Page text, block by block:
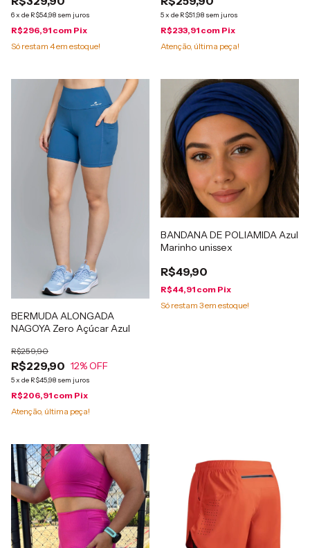
6x de R$54,98 sem juros
R$296,91 com Pix
Só restam 4em estoque!
5x de R$51,98 sem juros
R$233,91 com Pix
Atenção, última peça!
BERMUDA ALONGADA
NAGOYA Zero Açúcar Azul
R$229,90
R$259,90
12% OFF
5x de R$45,98 sem juros
R$206,91 com Pix
Atenção, última peça!
BANDANA DE POLIAMIDA Azul
Marinho unissex
R$49,90
R$44,91 com Pix
Só restam 3em estoque!